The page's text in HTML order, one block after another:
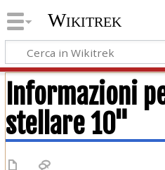
Wikitrek
Informazioni
stellare 10"